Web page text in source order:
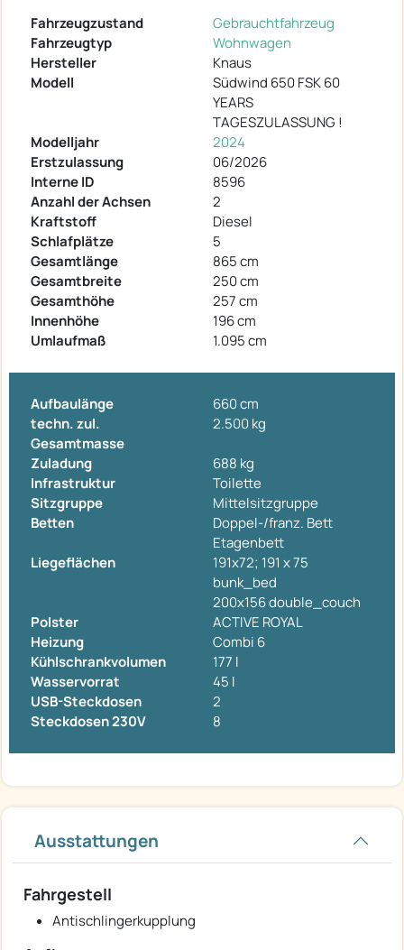
Fahrzeugzustand
Gebrauchtfahrzeug
Fahrzeugtyp
Wohnwagen
Hersteller
Knaus
Modell
Südwind 650 FSK 60
YEARS
TAGESZULASSUNG !
Modelljahr
2024
Erstzulassung
06/2026
Interne ID
8596
Anzahl der Achsen
2
Kraftstoff
Diesel
Schlafplätze
5
Gesamtlänge
865 cm
Gesamtbreite
250 cm
Gesamthöhe
257 cm
Innenhöhe
196 cm
Umlaufmaß
1.095 cm
Aufbaulänge
660 cm
techn. zul.
Gesamtmasse
2.500 kg
Zuladung
688 kg
Infrastruktur
Toilette
Sitzgruppe
Mittelsitzgruppe
Betten
Doppel-/franz. Bett
Etagenbett
Liegeflächen
191x72; 191 x 75
bunk_bed
200x156 double_couch
Polster
ACTIVE ROYAL
Heizung
Combi 6
Kühlschrankvolumen
177 l
Wasservorrat
45 l
USB-Steckdosen
2
Steckdosen 230V
8
Ausstattungen
Fahrgestell
Antischlingerkupplung